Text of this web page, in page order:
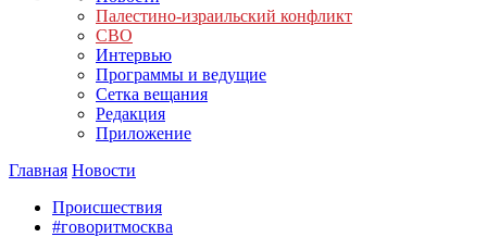
Палестино-израильский конфликт
СВО
Интервью
Программы и ведущие
Сетка вещания
Редакция
Приложение
Главная Новости
Происшествия
#говоритмосква